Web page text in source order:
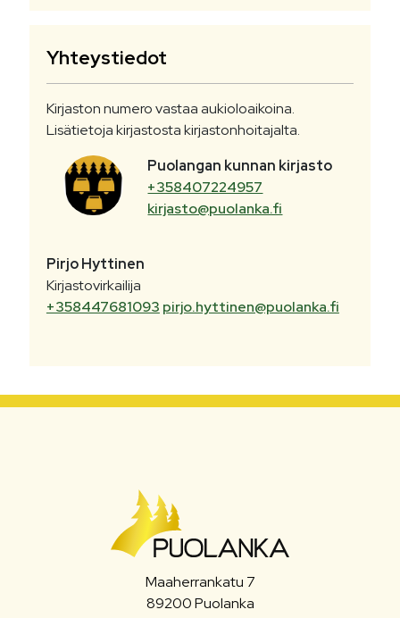
Yhteystiedot
Kirjaston numero vastaa aukioloaikoina.
Lisätietoja kirjastosta kirjastonhoitajalta.
Puolangan kunnan kirjasto
+358407224957
kirjasto@puolanka.fi
PirjoHyttinen
Kirjastovirkailija
+358447681093 pirjo.hyttinen@puolanka.fi
Maaherrankatu 7
89200 Puolanka